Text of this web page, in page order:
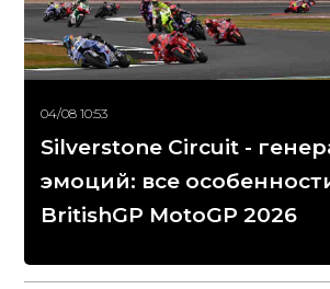
04/08 10:53
Silverstone Circuit -
эмоций: все
BritishGP MotoGP 2026